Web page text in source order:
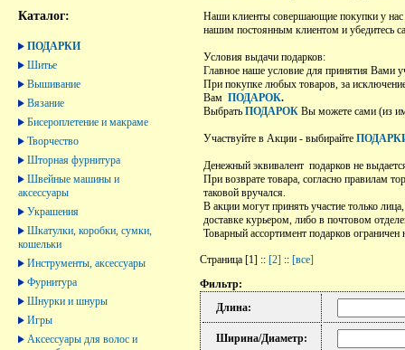
Каталог:
ПОДАРКИ
Шитье
Вышивание
Вязание
Бисероплетение и макраме
Творчество
Шторная фурнитура
Швейные машины и
аксессуары
Украшения
Шкатулки, коробки, сумки,
кошельки
Инструменты, аксессуары
Фурнитура
Шнурки и шнуры
Игры
Аксессуары для волос и
Наши клиенты совершающие покупки у нас
нашим постоянным клиентом и убедитесь
Условия выдачи подарков:
Главное наше условие для принятия Вами
При покупке любых товаров, за
Вам ПОДАРОК.
Выбрать ПОДАРОК Вы можете сами (из
Участвуйте в Акции - выбирайте
Денежный эквивалент подарков не
При возврате товара, согласно правилам
таковой вручался.
В акции могут принять участие только
доставке курьером, либо в почтовом
Товарный ассортимент подарков ограничен
Страница [1] :: [2] :: [все]
Фильтр:
Длина:
Ширина/Диаметр: